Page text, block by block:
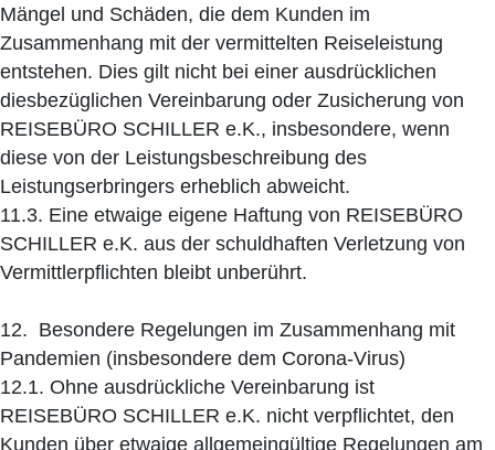
Mängel und Schäden, die dem Kunden im
Zusammenhang mit der vermittelten Reiseleistung
entstehen. Dies gilt nicht bei einer ausdrücklichen
diesbezüglichen Vereinbarung oder Zusicherung von
REISEBÜRO SCHILLER e.K., insbesondere, wenn
diese von der Leistungsbeschreibung des
Leistungserbringers erheblich abweicht.
11.3. Eine etwaige eigene Haftung von REISEBÜRO
SCHILLER e.K. aus der schuldhaften Verletzung von
Vermittlerpflichten bleibt unberührt.
12. Besondere Regelungen im Zusammenhang mit
Pandemien (insbesondere dem Corona-Virus)
12.1. Ohne ausdrückliche Vereinbarung ist
REISEBÜRO SCHILLER e.K. nicht verpflichtet, den
Kunden über etwaige allgemeingültige Regelungen am